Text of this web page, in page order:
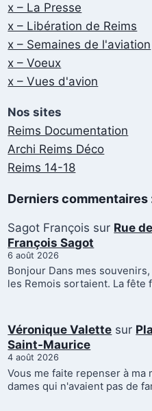
x – La Presse
x – Libération de Reims
x – Semaines de l'aviation
x – Voeux
x – Vues d'avion
Nos sites
Reims Documentation
Archi Reims Déco
Reims 14-18
Derniers commentaires
Sagot François sur Rue
François Sagot
6 août 2026
Bonjour Dans mes
les Remois sortaient. La fête
Véronique Valette sur
Saint-Maurice
4 août 2026
Vous me faite repenser à
dames qui n'avaient pas de